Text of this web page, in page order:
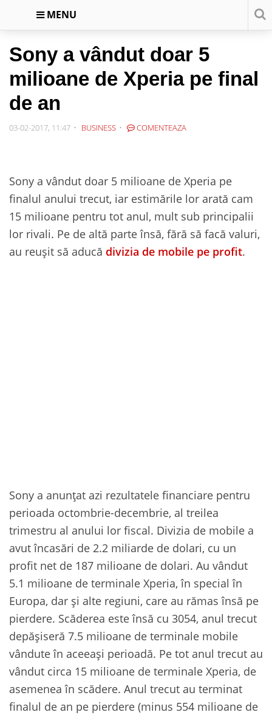
MENU
Sony a vândut doar 5
milioane de Xperia pe final
de an
03-02-2017, 11:47 BUSINESS COMENTEAZA
Sony a vândut doar 5 milioane de Xperia pe
finalul anului trecut, iar estimările lor arată cam
15 milioane pentru tot anul, mult sub principalii
lor rivali. Pe de altă parte însă, fără să facă valuri,
au reușit să aducă divizia de mobile pe profit.
Sony a anunțat azi rezultatele financiare pentru
perioada octombrie-decembrie, al treilea
trimestru al anului lor fiscal. Divizia de mobile a
avut încasări de 2.2 miliarde de dolari, cu un
profit net de 187 milioane de dolari. Au vândut
5.1 milioane de terminale Xperia, în special în
Europa, dar și alte regiuni, care au rămas însă pe
pierdere. Scăderea este însă cu 3054, anul trecut
depășiseră 7.5 milioane de terminale mobile
vândute în aceeași perioadă. Pe tot anul trecut au
vândut circa 15 milioane de terminale Xperia, de
asemenea în scădere. Anul trecut au terminat
finalul de an pe pierdere (minus 554 milioane de